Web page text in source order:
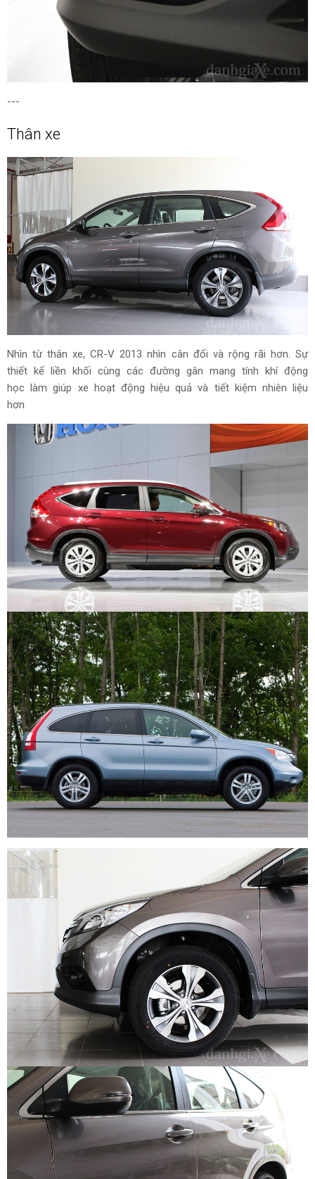
---
Thân xe
Nhìn từ thân xe, CR-V 2013 nhìn cân đối và rộng rãi hơn. Sự
thiết kế liền khối cùng các đường gân mang tính khí động
học làm giúp xe hoạt động hiệu quả và tiết kiệm nhiên liệu
hơn